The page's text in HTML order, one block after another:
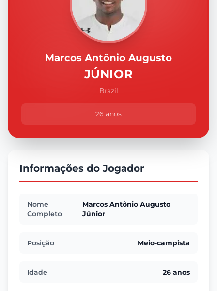
Marcos Antônio Augusto
JÚNIOR
Brazil
26 anos
Informações do Jogador
Nome
Completo
Marcos Antônio Augusto
Júnior
Posição Meio-campista
Idade 26 anos